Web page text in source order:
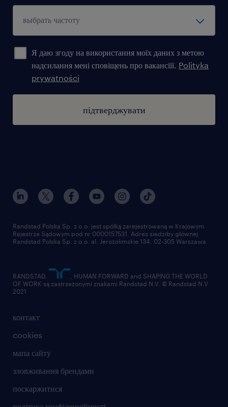
Я даю згоду на використання моїх даних з метою
надсилання мені сповіщень про вакансіїї. Polityka
prywatności
підтверджувати
контакт
cookies
мапа сайту
зловживання брендами
поскаржитися
Randstad Polska Sp. z o.o. jest spółką zarejestrowaną w Krajowym
Rejestrze Sądowym pod nr 0000157531. Adres siedziby głównej
Randstad Polska Sp. z o.o. al. Jerozolimskie 134, 02-305 Warszawa.
RANDSTAD,
, HUMAN FORWARD and SHAPING THE WORLD
OF WORK są zastrzeżonymi znakami Randstad N.V. © Randstad N.V
2021